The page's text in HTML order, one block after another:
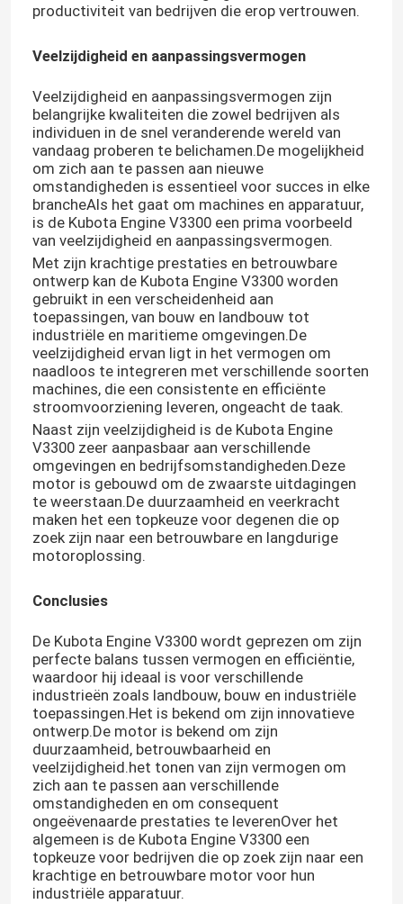
Thuis
Producten
Over ons
Fabrieksreis
Kwaliteitscontrole
Contacteer ons
Deutzmotor
-Motor
CUMMINS-Motor
Hydraulische pomp
productiviteit van bedrijven die erop vertrouwen.
Veelzijdigheid en aanpassingsvermogen
Veelzijdigheid en aanpassingsvermogen zijn
belangrijke kwaliteiten die zowel bedrijven als
individuen in de snel veranderende wereld van
vandaag proberen te belichamen.De mogelijkheid
om zich aan te passen aan nieuwe
omstandigheden is essentieel voor succes in elke
brancheAls het gaat om machines en apparatuur,
is de Kubota Engine V3300 een prima voorbeeld
van veelzijdigheid en aanpassingsvermogen.
Met zijn krachtige prestaties en betrouwbare
ontwerp kan de Kubota Engine V3300 worden
gebruikt in een verscheidenheid aan
toepassingen, van bouw en landbouw tot
industriële en maritieme omgevingen.De
veelzijdigheid ervan ligt in het vermogen om
naadloos te integreren met verschillende soorten
machines, die een consistente en efficiënte
stroomvoorziening leveren, ongeacht de taak.
Naast zijn veelzijdigheid is de Kubota Engine
V3300 zeer aanpasbaar aan verschillende
omgevingen en bedrijfsomstandigheden.Deze
motor is gebouwd om de zwaarste uitdagingen
te weerstaan.De duurzaamheid en veerkracht
maken het een topkeuze voor degenen die op
zoek zijn naar een betrouwbare en langdurige
motoroplossing.
Conclusies
De Kubota Engine V3300 wordt geprezen om zijn
perfecte balans tussen vermogen en efficiëntie,
waardoor hij ideaal is voor verschillende
industrieën zoals landbouw, bouw en industriële
toepassingen.Het is bekend om zijn innovatieve
ontwerp.De motor is bekend om zijn
duurzaamheid, betrouwbaarheid en
veelzijdigheid.het tonen van zijn vermogen om
zich aan te passen aan verschillende
omstandigheden en om consequent
ongeëvenaarde prestaties te leverenOver het
algemeen is de Kubota Engine V3300 een
topkeuze voor bedrijven die op zoek zijn naar een
krachtige en betrouwbare motor voor hun
industriële apparatuur.